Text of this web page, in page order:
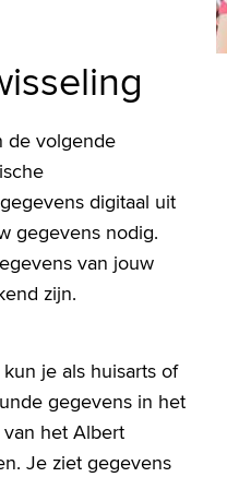
de volgende
digitaal uit
gegevens nodig.
van jouw
zijn.
je als huisarts of
gegevens in het
het Albert
Je ziet gegevens